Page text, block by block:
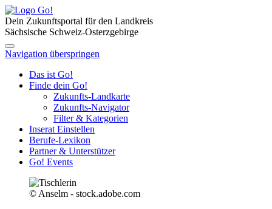
Dein Zukunftsportal für den Landkreis
Sächsische Schweiz-Osterzgebirge
Navigation überspringen
Das ist Go!
Finde dein Go!
Zukunfts-Landkarte
Zukunfts-Navigator
Filter & Kategorien
Inserat Einstellen
Berufe-Lexikon
Partner & Unterstützer
Go! Events
© Anselm - stock.adobe.com